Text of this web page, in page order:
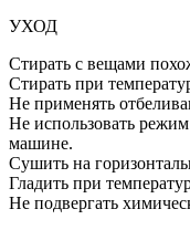
УХОД
Стирать с вещами
Стирать при
Не применять
Не использовать
машине.
Сушить на
Гладить при
Не подвергать